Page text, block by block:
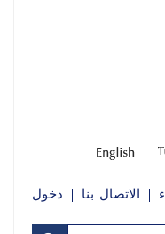
الاتصال بنا دخول